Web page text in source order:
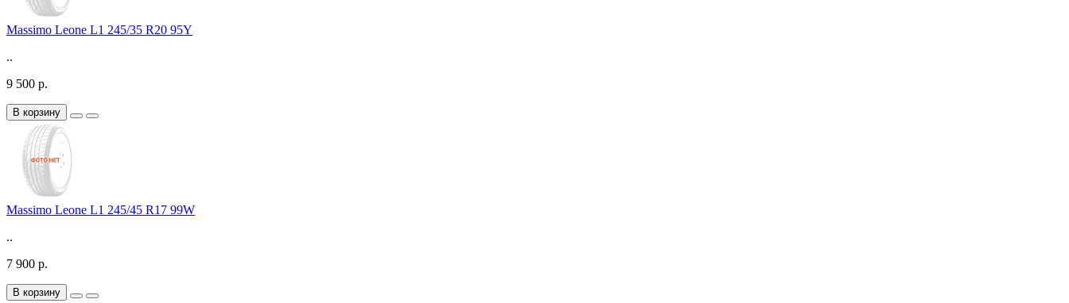
Massimo Leone L1 245/35 R20 95Y
..
9 500 р.
В корзину
Massimo Leone L1 245/45 R17 99W
..
7 900 р.
В корзину